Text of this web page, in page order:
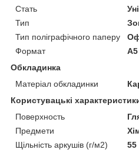
Стать
Тип
Тип поліграфічного паперу
Формат
A5
Обкладинка
Матеріал обкладинки
Користувацькі
Поверхность
Предмети
Щільність аркушів (г/м2)
55